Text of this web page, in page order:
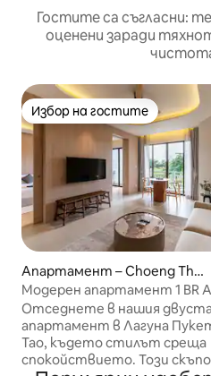
Гостите са съгласни:
оценени заради
Избор на гостите
Избор на гостите
Апартамент – Choeng Thal
e
Модерен апартамент 1 BR
с изглед към голф
Отседнете в нашия
апартамент в Лагуна
Тао, където стилът среща
спокойствието. Този